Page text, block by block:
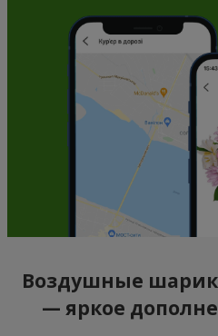
Воздушные
— яркое